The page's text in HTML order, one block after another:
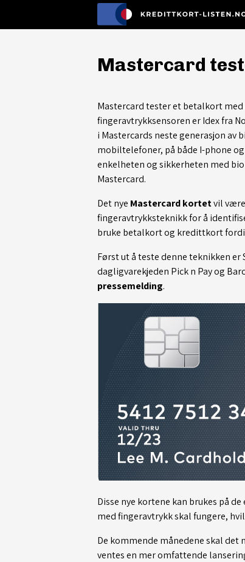
Mastercard
Mastercard tester et betalkort
fingeravtrykksensoren er Idex fra
i Mastercards neste generasjon av
mobiltelefoner, på både I-phone
enkelheten og sikkerheten med
Mastercard.
Det nye Mastercard kortetvil
fingeravtrykksteknikk for å
bruke betalkort og kredittkort
Først ut å teste denne teknikken
dagligvarekjeden Pick n Pay og
pressemelding.
Disse nye kortene kan brukes på
med fingeravtrykk skal fungere,
De kommende månedene skal det
ventes en mer omfattende